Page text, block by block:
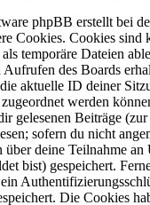
phpBB erstellt bei
Cookies. Cookies sind
temporäre Dateien
Aufrufen des Boards
aktuelle ID deiner
werden
gelesenen Beiträge
sofern du nicht
über deine Teilnahme an
bist) gespeichert.
Die Cookies